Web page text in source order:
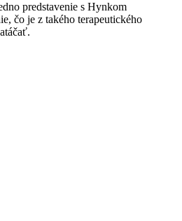
predstavenie s Hynkom
čo je z takého terapeutického